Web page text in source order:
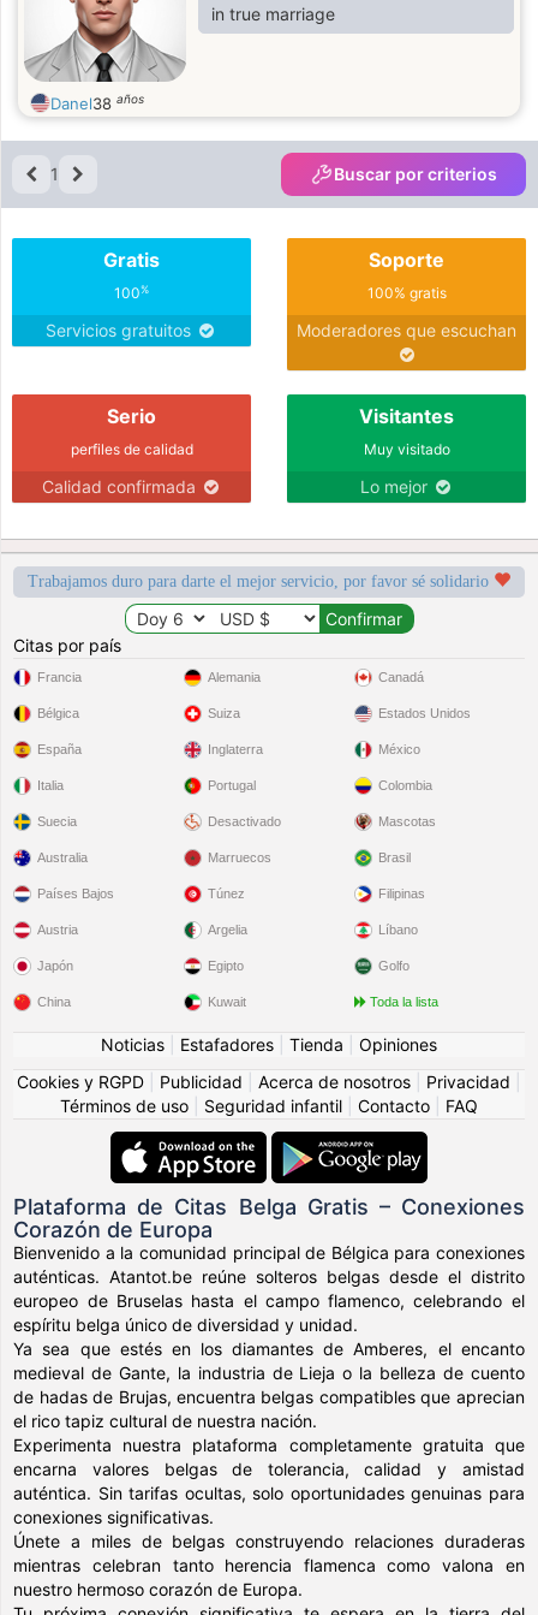
in true marriage
Danel38 años
1 Buscar por criterios
Gratis
100%
Servicios gratuitos
Soporte
100% gratis
Moderadores que escuchan
Serio
perfiles de calidad
Calidad confirmada
Visitantes
Muy visitado
Lo mejor
Trabajamos duro para darte el mejor servicio, por favor sé solidario
Citas por país
Francia
Bélgica
España
Italia
Suecia
Alemania
Suiza
Inglaterra
Portugal
Desactivado
Canadá
Estados Unidos
México
Colombia
Mascotas
Australia
Países Bajos
Austria
Japón
China
Marruecos
Túnez
Argelia
Egipto
Kuwait
Brasil
Filipinas
Líbano
Golfo
Toda la lista
Noticias Estafadores Tienda
Opiniones
Cookies y RGPD
Publicidad Acerca de nosotros Privacidad
Términos de uso
Seguridad infantil Contacto FAQ
Plataforma de Citas Belga Gratis – Conexiones
Corazón de Europa
Bienvenido a la comunidad principal de Bélgica para conexiones
auténticas. Atantot.be reúne solteros belgas desde el distrito
europeo de Bruselas hasta el campo flamenco, celebrando el
espíritu belga único de diversidad y unidad.
Ya sea que estés en los diamantes de Amberes, el encanto
medieval de Gante, la industria de Lieja o la belleza de cuento
de hadas de Brujas, encuentra belgas compatibles que aprecian
el rico tapiz cultural de nuestra nación.
Experimenta nuestra plataforma completamente gratuita que
encarna valores belgas de tolerancia, calidad y amistad
auténtica. Sin tarifas ocultas, solo oportunidades genuinas para
conexiones significativas.
Únete a miles de belgas construyendo relaciones duraderas
mientras celebran tanto herencia flamenca como valona en
nuestro hermoso corazón de Europa.